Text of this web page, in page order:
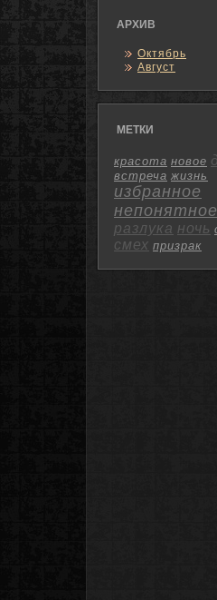
АРХИВ
Октябрь
Август
МЕТКИ
красота новое
встреча жизнь
избранное
непонятное
разлука ночь
смех призрак